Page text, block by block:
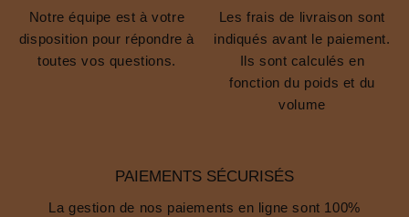
Notre équipe est à votre
disposition pour répondre à
toutes vos questions.
Les frais de livraison sont
indiqués avant le paiement.
Ils sont calculés en
fonction du poids et du
volume
PAIEMENTS SÉCURISÉS
La gestion de nos paiements en ligne sont 100%